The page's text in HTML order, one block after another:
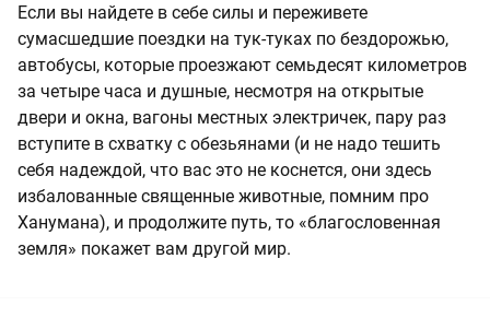
Если вы найдете в себе силы и переживете
сумасшедшие поездки на тук-туках по бездорожью,
автобусы, которые проезжают семьдесят километров
за четыре часа и душные, несмотря на открытые
двери и окна, вагоны местных электричек, пару раз
вступите в схватку с обезьянами (и не надо тешить
себя надеждой, что вас это не коснется, они здесь
избалованные священные животные, помним про
Ханумана), и продолжите путь, то «благословенная
земля» покажет вам другой мир.